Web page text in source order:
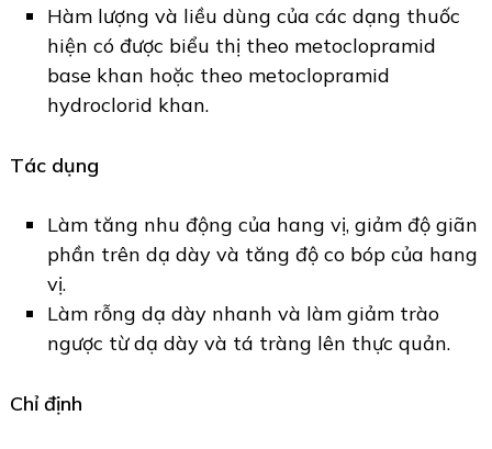
Hàm lượng và liều dùng của các dạng thuốc
hiện có được biểu thị theo metoclopramid
base khan hoặc theo metoclopramid
hydroclorid khan.
Tác dụng
Làm tăng nhu động của hang vị, giảm độ giãn
phần trên dạ dày và tăng độ co bóp của hang
vị.
Làm rỗng dạ dày nhanh và làm giảm trào
ngược từ dạ dày và tá tràng lên thực quản.
Chỉ định